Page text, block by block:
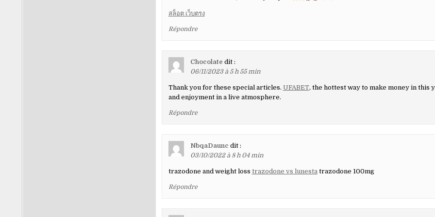
สล็อต เว็บตรง
Répondre
Chocolate dit :
06/11/2023 à 5 h 55 min
Thank you for these special articles. UFABET, the hottest way to make money in this
and enjoyment in a live atmosphere.
Répondre
NbqaDaunc dit :
03/10/2022 à 8 h 04 min
trazodone and weight loss trazodone vs lunestatrazodone 100mg
Répondre